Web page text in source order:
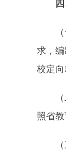
（一
求，
校定向
（二
照省
（三